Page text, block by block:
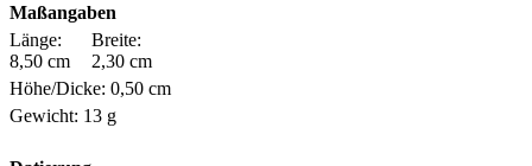
Maßangaben
Länge:
8,50 cm
Breite:
2,30 cm
Höhe/Dicke: 0,50 cm
Gewicht: 13 g